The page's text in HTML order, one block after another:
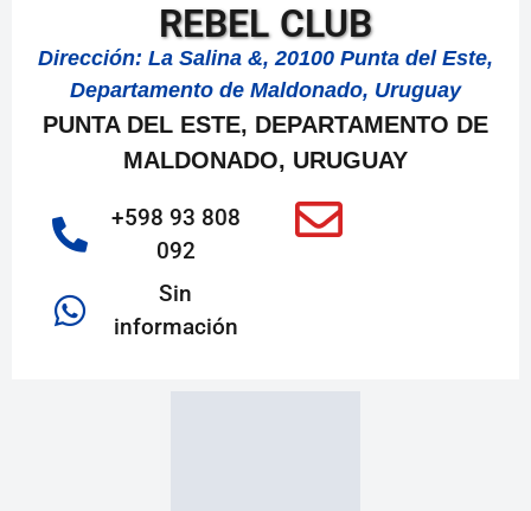
REBEL CLUB
Dirección: La Salina &, 20100 Punta del Este,
Departamento de Maldonado, Uruguay
PUNTA DEL ESTE, DEPARTAMENTO DE
MALDONADO, URUGUAY
+598 93 808
092
Sin
información